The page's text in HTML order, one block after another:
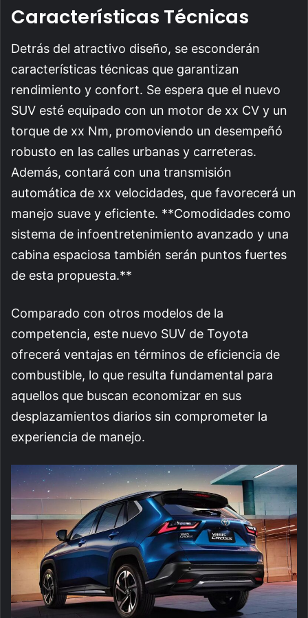
Características Técnicas
Detrás del atractivo diseño, se esconderán
características técnicas que garantizan
rendimiento y confort. Se espera que el nuevo
SUV esté equipado con un motor de xx CV y un
torque de xx Nm, promoviendo un desempeñó
robusto en las calles urbanas y carreteras.
Además, contará con una transmisión
automática de xx velocidades, que favorecerá un
manejo suave y eficiente. **Comodidades como
sistema de infoentretenimiento avanzado y una
cabina espaciosa también serán puntos fuertes
de esta propuesta.**
Comparado con otros modelos de la
competencia, este nuevo SUV de Toyota
ofrecerá ventajas en términos de eficiencia de
combustible, lo que resulta fundamental para
aquellos que buscan economizar en sus
desplazamientos diarios sin comprometer la
experiencia de manejo.